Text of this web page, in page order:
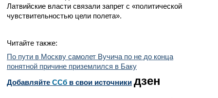
Латвийские власти связали запрет с «политической
чувствительностью цели полета».
Читайте также:
По пути в Москву самолет Вучича по не до конца
понятной причине приземлился в Баку
Добавляйте CСб в свои источники дзен